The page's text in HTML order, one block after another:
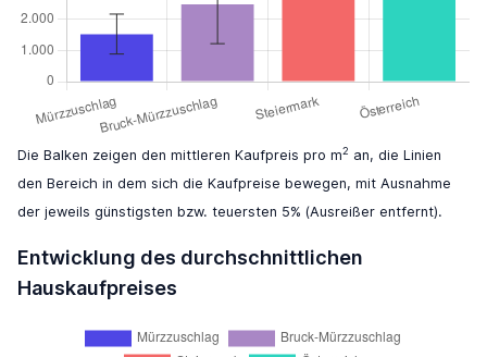
Die Balken zeigen den mittleren Kaufpreis pro m2 an, die Linien
den Bereich in dem sich die Kaufpreise bewegen, mit Ausnahme
der jeweils günstigsten bzw. teuersten 5% (Ausreißer entfernt).
Entwicklung des durchschnittlichen
Hauskaufpreises